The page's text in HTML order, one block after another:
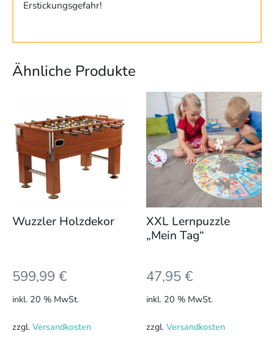
Erstickungsgefahr!
Ähnliche Produkte
Wuzzler Holzdekor
599,99 €
inkl. 20 % MwSt.
zzgl. Versandkosten
XXL Lernpuzzle
„Mein Tag“
47,95€
inkl. 20 % MwSt.
zzgl. Versandkosten